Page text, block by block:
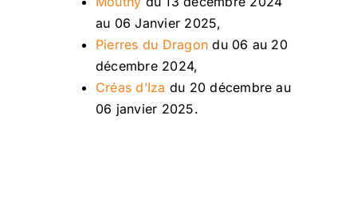
au 06 Janvier 2025,
Pierres du Dragon du 06 au 20
décembre 2024,
Créas d’Iza du 20 décembre au
06 janvier 2025.